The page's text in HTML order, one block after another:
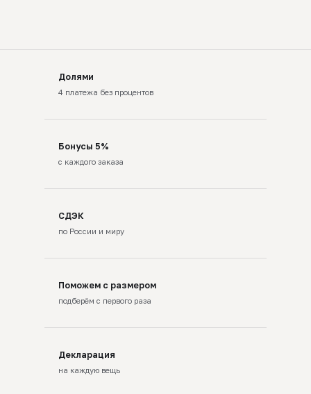
Долями
4 платежа без процентов
Бонусы 5%
с каждого заказа
СДЭК
по России и миру
Поможем с размером
подберём с первого раза
Декларация
на каждую вещь